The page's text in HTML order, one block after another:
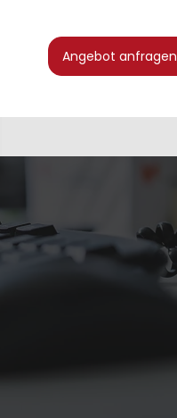
Angebot anfragen